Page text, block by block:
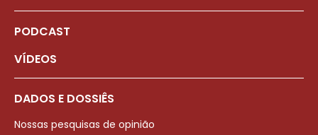
PODCAST
VÍDEOS
DADOS E DOSSIÊS
Nossas pesquisas de opinião